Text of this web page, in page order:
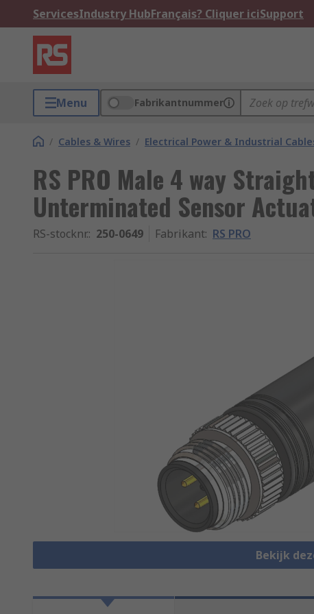
ServicesIndustry HubFrançais? Cliquer iciSupport
Menu Fabrikantnummer
/ Cables & Wires / Electrical Power & Industrial
RS PRO Male 4 way
Unterminated Sensor
RS-stocknr.: 250-0649 Fabrikant: RS PRO
Bekijk